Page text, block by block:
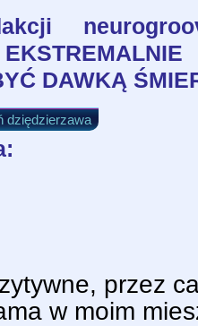
DAWKĄ
dziędzierzawa
przez
w moim